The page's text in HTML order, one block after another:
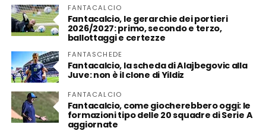
FANTACALCIO
Fantacalcio, le gerarchie dei portieri
2026/2027: primo, secondo e terzo,
ballottaggi e certezze
FANTASCHEDE
Fantacalcio, la scheda di Alajbegovic alla
Juve: non è il clone di Yildiz
FANTACALCIO
Fantacalcio, come giocherebbero oggi: le
formazioni tipo delle 20 squadre di Serie A
aggiornate